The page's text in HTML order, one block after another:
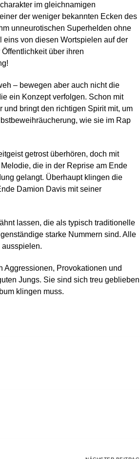
im gleichnamigen
der weniger bekannten Ecken des
unneurotischen Superhelden ohne
eins von diesen Wortspielen auf der
über ihren
– bewegen aber auch nicht die
ein Konzept verfolgen. Schon mit
und bringt den richtigen Spirit mit, um
wie sie im Rap
getrost überhören, doch mit
die in der Reprise am Ende
gelangt. Überhaupt klingen die
Damion Davis mit seiner
lassen, die als typisch traditionelle
starke Nummern sind. Alle
ausspielen.
Aggressionen, Provokationen und
Jungs. Sie sind sich treu geblieben
klingen muss.